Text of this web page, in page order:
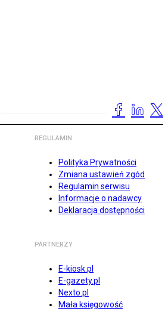
REGULAMIN
Polityka Prywatności
Zmiana ustawień zgód
Regulamin serwisu
Informacje o nadawcy
Deklaracja dostępności
PARTNERZY
E-kiosk.pl
E-gazety.pl
Nexto.pl
Mała księgowość